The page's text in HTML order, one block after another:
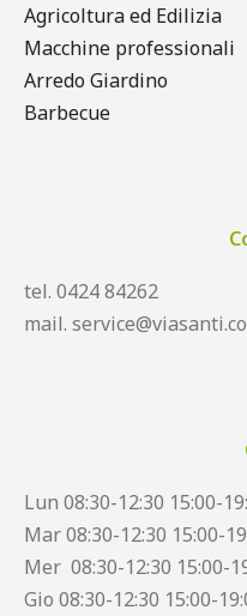
Agricoltura ed Edilizia
Macchine professionali
Arredo Giardino
Barbecue
tel. 0424 84262
mail.
Lun 08:30-12:30 15:00-
Mar 08:30-12:30 15:00-
Mer 08:30-12:30 15:00-
Gio 08:30-12:30 15:00-